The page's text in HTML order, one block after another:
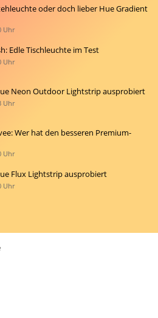
oder doch lieber Hue Gradient
Uhr
Edle Tischleuchte im Test
Uhr
Neon Outdoor Lightstrip ausprobiert
Uhr
Wer hat den besseren Premium-
Uhr
Flux Lightstrip ausprobiert
Uhr